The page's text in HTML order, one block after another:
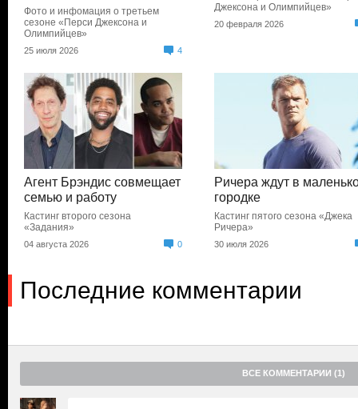
Фото и инфомация о третьем
сезоне «Перси Джексона и
Олимпийцев»
25 июля 2026 4
Джексона и Олимпийцев»
20 февраля 2026
Агент Брэндис совмещает
семью и работу
Кастинг второго сезона
«Задания»
04 августа 2026 0
Ричера ждут в
городке
Кастинг пятого сезона «Джека
Ричера»
30 июля 2026
Последние комментарии
ВСЕ КОММЕНТАРИИ (1)